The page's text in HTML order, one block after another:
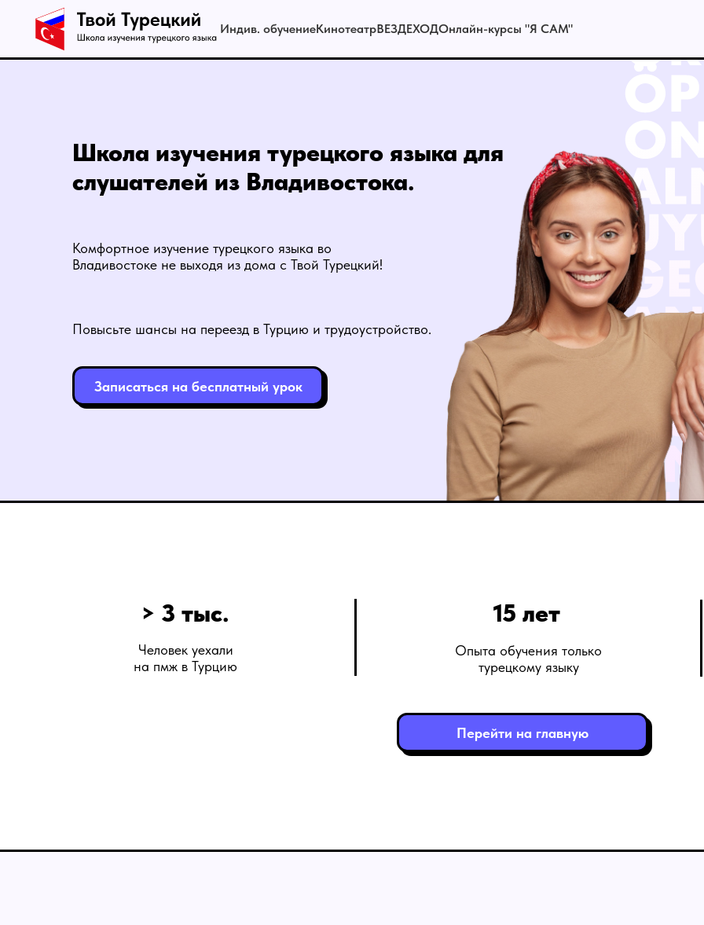
Индив. обучениеКинотеатрВЕЗДЕХОДОнлайн-курсы "Я САМ"
Записаться на бесплатный урок
Школа изучения турецкого языка для
слушателей из Владивостока.
Повысьте шансы на переезд в Турцию и трудоустройство.
Комфортное изучение турецкого языка во
Владивостоке не выходя из дома с Твой Турецкий!
Перейти на главную
Опыта обучения только
турецкому языку
15 лет
Человек уехали
на пмж в Турцию
> 3 тыс.